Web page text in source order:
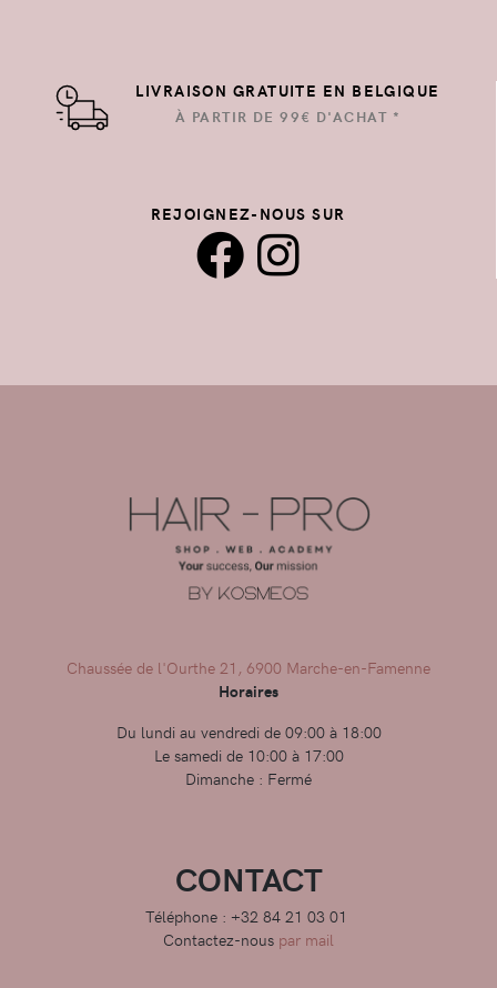
LIVRAISON GRATUITE EN BELGIQUE
À PARTIR DE 99€ D'ACHAT *
REJOIGNEZ-NOUS SUR
Chaussée de l'Ourthe 21, 6900 Marche-en-Famenne
Horaires
Du lundi au vendredi de 09:00 à 18:00
Le samedi de 10:00 à 17:00
Dimanche : Fermé
CONTACT
Téléphone : +32 84 21 03 01
Contactez-nous par mail